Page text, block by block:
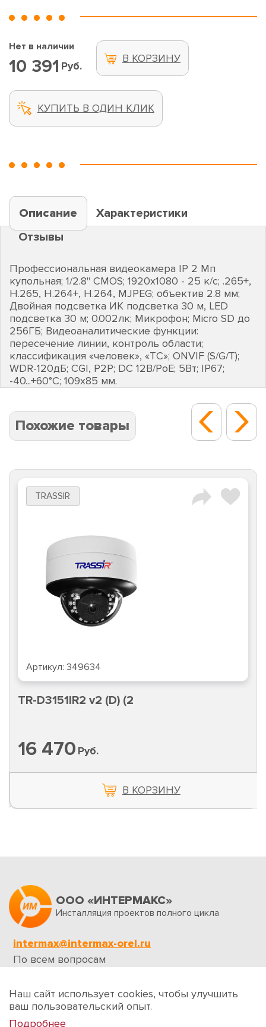
Нет в наличии
10 391 Руб.
В КОРЗИНУ
КУПИТЬ В ОДИН КЛИК
Описание
Характеристики
Отзывы
Профессиональная видеокамера IP 2 Мп
купольная; 1/2.8" CMOS; 1920х1080 - 25 к/с; .265+,
H.265, H.264+, H.264, MJPEG; объектив 2.8 мм;
Двойная подсветка ИК подсветка 30 м, LED
подсветка 30 м; 0.002лк; Микрофон; Micro SD до
256ГБ; Видеоаналитические функции:
пересечение линии, контроль области;
классификация «человек», «ТС»; ONVIF (S/G/T);
WDR-120дБ; CGI, P2P; DC 12В/PoE; 5Вт; IP67;
-40...+60°C; 109х85 мм.
Похожие товары
TRASSIR
Артикул: 349634
TR-D3151IR2 v2 (D) (2
16 470 Руб.
В КОРЗИНУ
ООО «ИНТЕРМАКС»
Инсталляция проектов полного цикла
intermax@intermax-orel.ru
По всем вопросам
Обратная связь
Наш сайт использует cookies, чтобы улучшить
ваш пользовательский опыт.
Подробнее